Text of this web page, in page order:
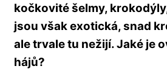
kočkovité šelmy,
jsou však exotická, snad
ale trvale tu nežijí. Jaké je
hájů?